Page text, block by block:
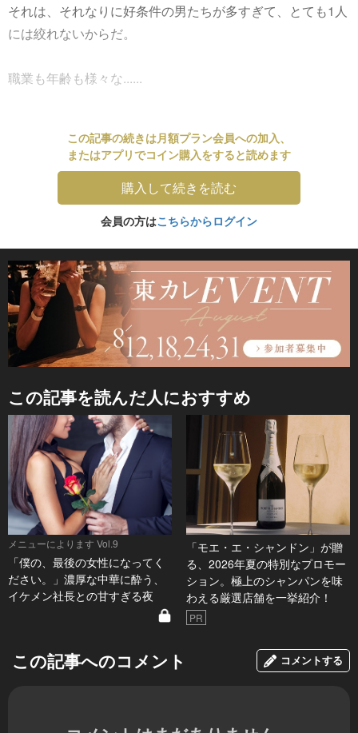
それは、それなりに好条件の男たちが多すぎて、とても1人
には絞れないからだ。
職業も年齢も様々な......
この記事の続きは月額プラン会員への加入、
またはアプリでコイン購入をすると読めます
購入して続きを読む
会員の方はこちらからログイン
この記事を読んだ人におすすめ
メニューによります Vol.9
「僕の、最後の女性になってく
ださい。」濃厚な中華に酔う、
イケメン社長との甘すぎる夜
「モエ・エ・シャンドン」が贈
る、2026年夏の特別なプロモー
ション。極上のシャンパンを味
わえる厳選店舗を一挙紹介！
PR
この記事へのコメント コメントする